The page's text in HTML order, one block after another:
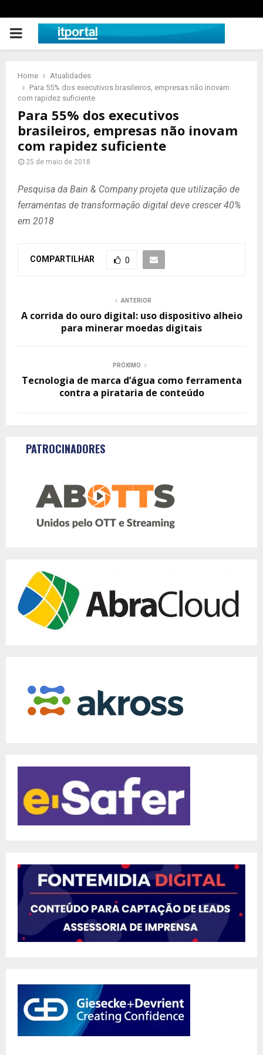
PRIMARY
Home
Atualidades
Para 55% dos executivos brasileiros, empresas não inovam
com rapidez suficiente
Para 55% dos executivos
brasileiros, empresas não inovam
com rapidez suficiente
25 de maio de 2018
Pesquisa da Bain & Company projeta que utilização de
ferramentas de transformação digital deve crescer 40%
em 2018
COMPARTILHAR 0
ANTERIOR
A corrida do ouro digital: uso dispositivo alheio
para minerar moedas digitais
PRÓXIMO
Tecnologia de marca d’água como ferramenta
contra a pirataria de conteúdo
PATROCINADORES